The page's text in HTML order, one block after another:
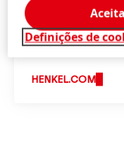
Na Henkel, a
(DEI) é um
integrante da
HENKEL.COM
Definições de